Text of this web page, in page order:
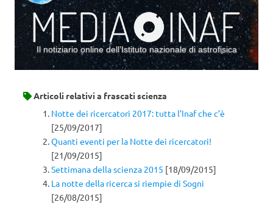
Il notiziario online dell’Istituto nazionale di astrofisica
Articoli relativi a frascati scienza
Notte dei ricercatori 2017: tutta l’Inaf che c’è
[25/09/2017]
Quanti eventi per la Notte dei ricercatori!
[21/09/2015]
Settimana della scienza 2015 [18/09/2015]
La notte della ricerca si riempie di Sogni
[26/08/2015]